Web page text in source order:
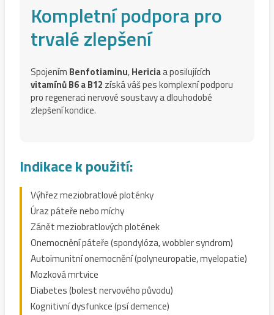
Kompletní podpora pro
trvalé zlepšení
Spojením Benfotiaminu,Hericiaa posilujících
vitamínů B6 a B12 získá váš pes komplexní podporu
pro regeneraci nervové soustavy a dlouhodobé
zlepšení kondice.
Indikace k použití:
Výhřez meziobratlové ploténky
Úraz páteře nebo míchy
Zánět meziobratlových plotének
Onemocnění páteře (spondylóza, wobbler syndrom)
Autoimunitní onemocnění (polyneuropatie, myelopatie)
Mozková mrtvice
Diabetes (bolest nervového původu)
Kognitivní dysfunkce (psí demence)